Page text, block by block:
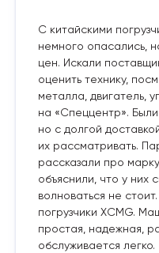
С китайскими
немного опасались,
цен. Искали
оценить технику,
металла, двигатель,
на «Спеццентр».
но с долгой
их рассматривать.
рассказали про
объяснили, что у них
волноваться не
погрузчики XCMG.
простая, надежная,
обслуживается легко.